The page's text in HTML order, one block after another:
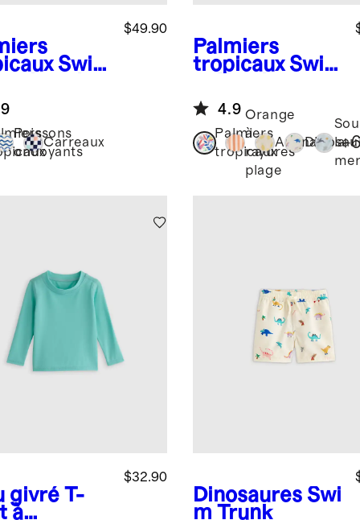
Swi
Guard
$49.90
Poissons
ondoyants
Carreaux
Palmiers
tropicaux Swi
4.9
Palmiers
tropicaux
Orange
à
rayures
plage
Ananas
la+
givré T-
à
$32.90
Dinosaures Swi
m Trunk